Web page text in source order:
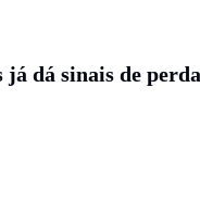
já dá sinais de